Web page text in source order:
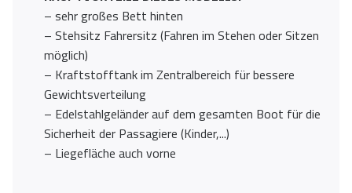
– sehr großes Bett hinten
– Stehsitz Fahrersitz (Fahren im Stehen oder Sitzen
möglich)
– Kraftstofftank im Zentralbereich für bessere
Gewichtsverteilung
– Edelstahlgeländer auf dem gesamten Boot für die
Sicherheit der Passagiere (Kinder,...)
– Liegefläche auch vorne